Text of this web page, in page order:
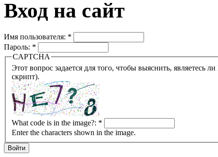
Вход на сайт
Имя пользователя: *
Пароль: *
CAPTCHA
Этот вопрос задается для того, чтобы выяснить, являетесь ли Вы человеком или представляете из себя робота
скрипт).
What code is in the image?: *
Enter the characters shown in the image.